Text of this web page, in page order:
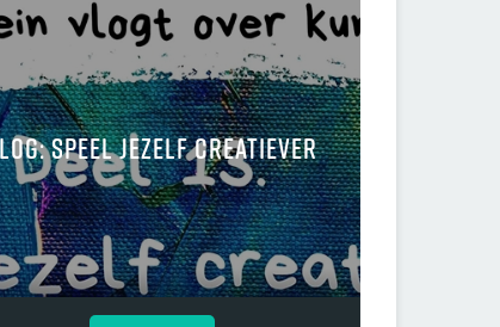
Speel jezelf creatiever